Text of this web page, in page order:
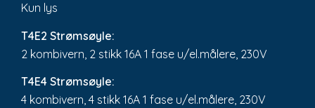
Kun lys
T4E2 Strømsøyle:
2 kombivern, 2 stikk 16A 1 fase u/el.målere, 230V
T4E4 Strømsøyle:
4 kombivern, 4 stikk 16A 1 fase u/el.målere, 230V